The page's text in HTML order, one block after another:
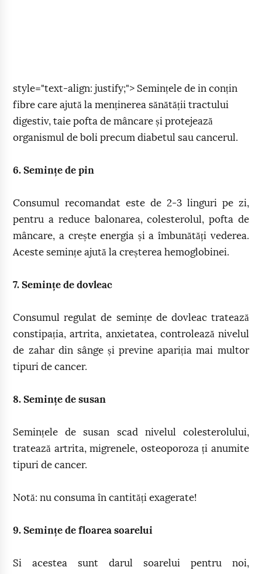
style="text-align: justify;"> Semințele de in conțin
fibre care ajută la menținerea sănătății tractului
digestiv, taie pofta de mâncare și protejează
organismul de boli precum diabetul sau cancerul.
6. Semințe de pin
Consumul recomandat este de 2-3 linguri pe zi,
pentru a reduce balonarea, colesterolul, pofta de
mâncare, a crește energia și a îmbunătăți vederea.
Aceste semințe ajută la creșterea hemoglobinei.
7. Semințe de dovleac
Consumul regulat de semințe de dovleac tratează
constipația, artrita, anxietatea, controlează nivelul
de zahar din sânge și previne apariția mai multor
tipuri de cancer.
8. Semințe de susan
Semințele de susan scad nivelul colesterolului,
tratează artrita, migrenele, osteoporoza ți anumite
tipuri de cancer.
Notă: nu consuma în cantități exagerate!
9. Semințe de floarea soarelui
Si acestea sunt darul soarelui pentru noi,